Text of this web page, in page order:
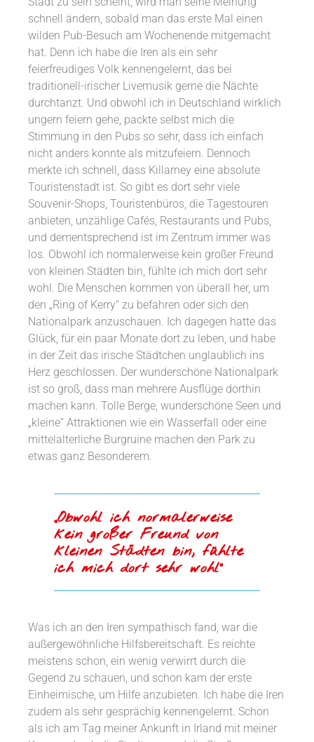
schnell ändern, sobald man das erste Mal einen
wilden Pub-Besuch am Wochenende mitgemacht
hat. Denn ich habe die Iren als ein sehr
feierfreudiges Volk kennengelernt, das bei
traditionell-irischer Livemusik gerne die Nächte
durchtanzt. Und obwohl ich in Deutschland wirklich
ungern feiern gehe, packte selbst mich die
Stimmung in den Pubs so sehr, dass ich einfach
nicht anders konnte als mitzufeiern. Dennoch
merkte ich schnell, dass Killarney eine absolute
Touristenstadt ist. So gibt es dort sehr viele
Souvenir-Shops, Touristenbüros, die Tagestouren
anbieten, unzählige Cafés, Restaurants und Pubs,
und dementsprechend ist im Zentrum immer was
los. Obwohl ich normalerweise kein großer Freund
von kleinen Städten bin, fühlte ich mich dort sehr
wohl. Die Menschen kommen von überall her, um
den „Ring of Kerry“ zu befahren oder sich den
Nationalpark anzuschauen. Ich dagegen hatte das
Glück, für ein paar Monate dort zu leben, und habe
in der Zeit das irische Städtchen unglaublich ins
Herz geschlossen. Der wunderschöne Nationalpark
ist so groß, dass man mehrere Ausflüge dorthin
machen kann. Tolle Berge, wunderschöne Seen und
„kleine“ Attraktionen wie ein Wasserfall oder eine
mittelalterliche Burgruine machen den Park zu
etwas ganz Besonderem.
„Obwohl ich normalerweise
kein großer Freund von
kleinen Städten bin, fühlte
ich mich dort sehr wohl“
Was ich an den Iren sympathisch fand, war die
außergewöhnliche Hilfsbereitschaft. Es reichte
meistens schon, ein wenig verwirrt durch die
Gegend zu schauen, und schon kam der erste
Einheimische, um Hilfe anzubieten. Ich habe die Iren
zudem als sehr gesprächig kennengelernt. Schon
als ich am Tag meiner Ankunft in Irland mit meiner